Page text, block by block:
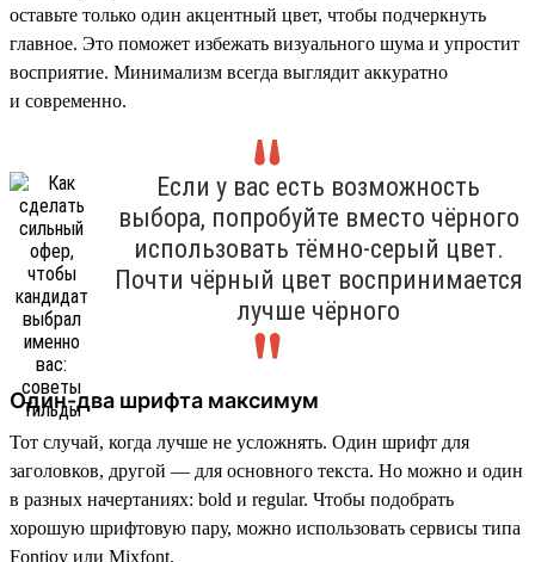
оставьте только один акцентный цвет, чтобы подчеркнуть
главное. Это поможет избежать визуального шума и упростит
восприятие. Минимализм всегда выглядит аккуратно
и современно.
Если у вас есть возможность
выбора, попробуйте вместо чёрного
использовать тёмно-серый цвет.
Почти чёрный цвет воспринимается
лучше чёрного
Один-два шрифта максимум
Тот случай, когда лучше не усложнять. Один шрифт для
заголовков, другой — для основного текста. Но можно и один
в разных начертаниях: bold и regular. Чтобы подобрать
хорошую шрифтовую пару, можно использовать сервисы типа
Fontjoy или Mixfont.